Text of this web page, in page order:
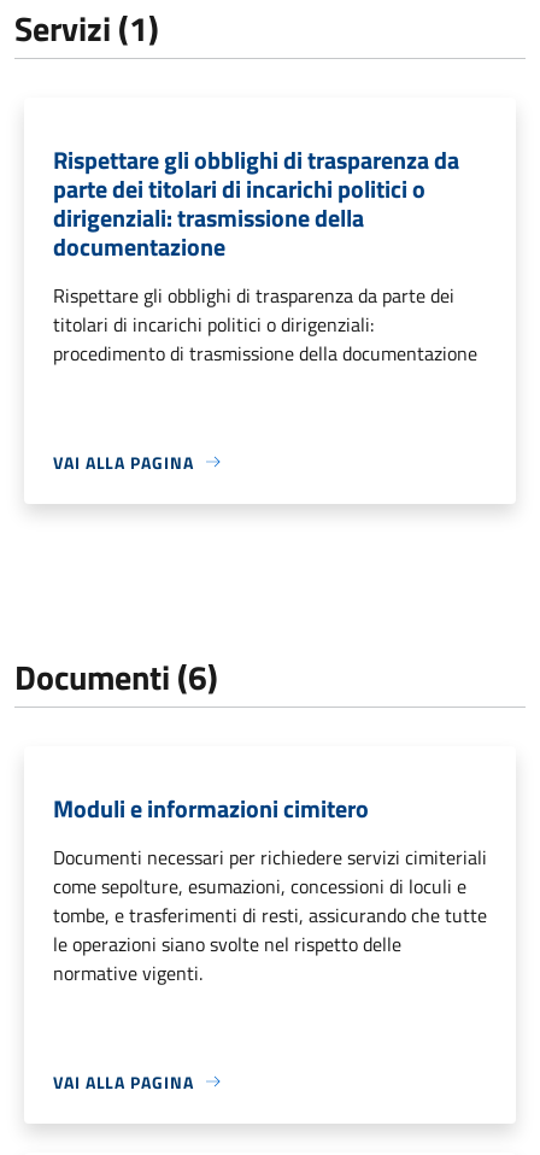
Servizi (1)
Rispettare gli obblighi di trasparenza da
parte dei titolari di incarichi politici o
dirigenziali: trasmissione della
documentazione
Rispettare gli obblighi di trasparenza da parte dei
titolari di incarichi politici o dirigenziali:
procedimento di trasmissione della documentazione
VAI ALLA PAGINA
Documenti (6)
Moduli e informazioni cimitero
Documenti necessari per richiedere servizi cimiteriali
come sepolture, esumazioni, concessioni di loculi e
tombe, e trasferimenti di resti, assicurando che tutte
le operazioni siano svolte nel rispetto delle
normative vigenti.
VAI ALLA PAGINA